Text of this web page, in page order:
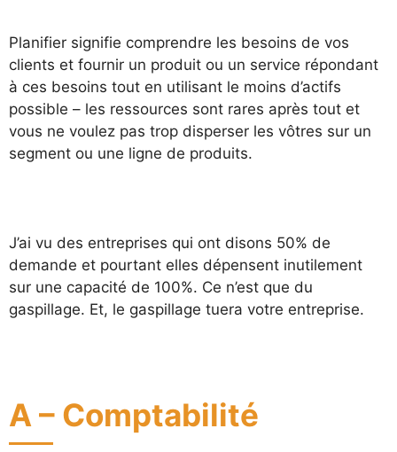
Planifier signifie comprendre les besoins de vos
clients et fournir un produit ou un service répondant
à ces besoins tout en utilisant le moins d’actifs
possible – les ressources sont rares après tout et
vous ne voulez pas trop disperser les vôtres sur un
segment ou une ligne de produits.
J’ai vu des entreprises qui ont disons 50% de
demande et pourtant elles dépensent inutilement
sur une capacité de 100%. Ce n’est que du
gaspillage. Et, le gaspillage tuera votre entreprise.
A – Comptabilité